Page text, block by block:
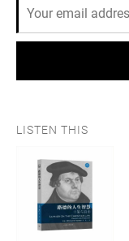
LISTEN THIS